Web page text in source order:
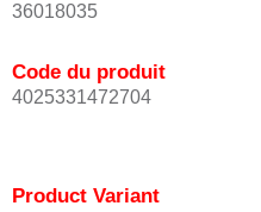
36018035
Code du produit
4025331472704
Product Variant